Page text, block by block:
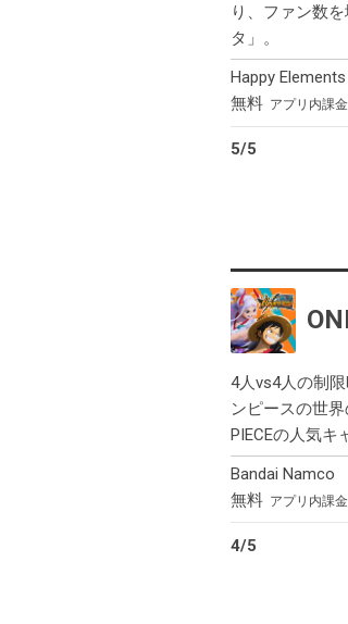
り、ファン数
タ」。
Happy Elements
無料 アプリ内課
5/5
4人vs4人の制
ンピースの世
PIECEの人気キ
Bandai Namco
無料 アプリ内課
4/5